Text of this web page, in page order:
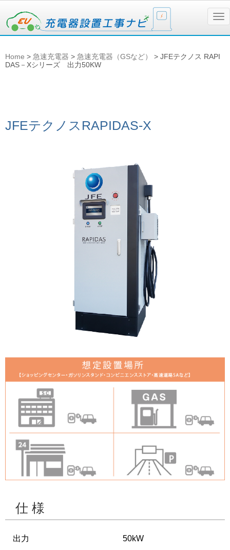
N
a
a
Home > 急速充電器 > 急速充電器（GSなど） > JFEテクノス RAPI
DAS－Xシリーズ 出力50KW
JFEテクノス RAPIDAS-X
仕 様
出力 50kW